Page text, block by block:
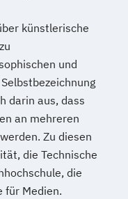
künstlerische
und
darin aus, dass
an mehreren
Zu diesen
die Technische
die
für Medien.